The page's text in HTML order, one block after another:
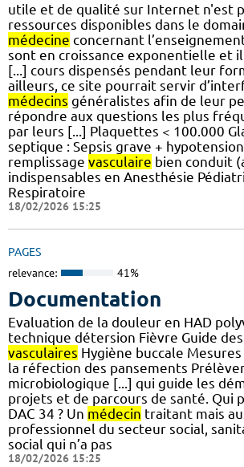
utile et de qualité sur Internet n'est
ressources disponibles dans le
médecine concernant
sont en croissance exponentielle et il
[...] cours dispensés pendant leur
ailleurs, ce site pourrait servir
médecins généralistes afin de leur
répondre aux questions les plus
par leurs [...] Plaquettes < 100.000
septique : Sepsis grave +
remplissage vasculaire bien conduit
indispensables en Anesthésie
Respiratoire
18/02/2026 15:25
PAGES
relevance: 41%
Documentation
Evaluation de la douleur en HAD
technique détersion Fièvre Guide
vasculaires Hygiène buccale
la réfection des pansements
microbiologique [...] qui guide les
projets et de parcours de santé. Qui
DAC 34 ? Un médecin traitant mais
professionnel du secteur social,
social qui n’a pas
18/02/2026 15:25